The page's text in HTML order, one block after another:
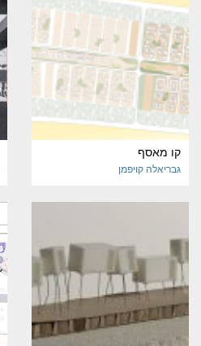
קו מאסף
גבריאלה קויפמן